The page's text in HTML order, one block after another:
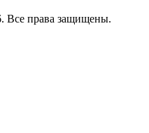
права защищены.